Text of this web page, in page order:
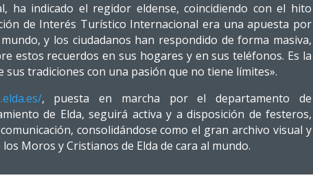
ha indicado el regidor eldense, coincidiendo con el hito
de Interés Turístico Internacional era una apuesta por
y los ciudadanos han respondido de forma masiva,
estos recuerdos en sus hogares y en sus teléfonos. Es la
sus tradiciones con una pasión que no tiene límites».
, puesta en marcha por el departamento de
de Elda, seguirá activa y a disposición de festeros,
consolidándose como el gran archivo visual y
Moros y Cristianos de Elda de cara al mundo.